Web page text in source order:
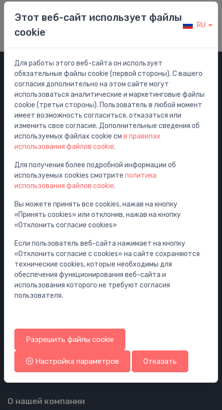
Категории
Распродажа
Смесители
Раковины
Аксессуары для ванной комнаты
Мебель
Инсталляции
Сифоны
Водостоки для пола и ванной
Трубопроводы и арматура
Информация об аккаунте и доставке
Ваши адреса
Политика файлов cookie
Политика конфиденциальности
Правила и Условия
О нашей компании
Этот веб-сайт использует файлы
cookie
RU
Для работы этого веб-сайта он использует
обязательные файлы cookie (первой стороны). С вашего
согласия дополнительно на этом сайте могут
использоваться аналитические и маркетинговые файлы
cookie (третьи стороны). Пользователь в любой момент
имеет возможность согласиться, отказаться или
изменить свое согласие. Дополнительные сведения об
используемых файлах cookie см в правилах
использования файлов cookie.
Для получения более подробной информации об
используемых cookies смотрите политика
использования файлов cookie.
Вы можете принять все cookies, нажав на кнопку
«Принять cookies» или отклонив, нажав на кнопку
«Отклонить согласие cookies»
Если пользователь веб-сайта нажимает на кнопку
«Отклонить согласие с cookies» на сайте сохраняются
технические cookies, которые необходимы для
обеспечения функционирования веб-сайта и
использования которого не требуют согласия
пользователя.
Разрешить файлы cookie
Настройка параметров Отказать